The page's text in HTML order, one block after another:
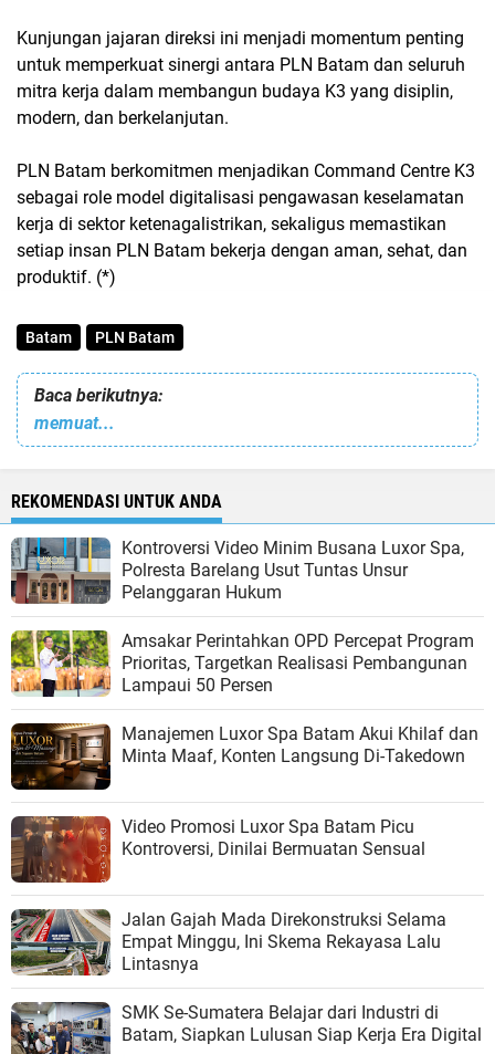
Kunjungan jajaran direksi ini menjadi momentum penting
untuk memperkuat sinergi antara PLN Batam dan seluruh
mitra kerja dalam membangun budaya K3 yang disiplin,
modern, dan berkelanjutan.
PLN Batam berkomitmen menjadikan Command Centre K3
sebagai role model digitalisasi pengawasan keselamatan
kerja di sektor ketenagalistrikan, sekaligus memastikan
setiap insan PLN Batam bekerja dengan aman, sehat, dan
produktif. (*)
Batam PLN Batam
Baca berikutnya:
memuat...
REKOMENDASI UNTUK ANDA
Kontroversi Video Minim Busana Luxor Spa,
Polresta Barelang Usut Tuntas Unsur
Pelanggaran Hukum
Amsakar Perintahkan OPD Percepat Program
Prioritas, Targetkan Realisasi Pembangunan
Lampaui 50 Persen
Manajemen Luxor Spa Batam Akui Khilaf dan
Minta Maaf, Konten Langsung Di-Takedown
Video Promosi Luxor Spa Batam Picu
Kontroversi, Dinilai Bermuatan Sensual
Jalan Gajah Mada Direkonstruksi Selama
Empat Minggu, Ini Skema Rekayasa Lalu
Lintasnya
SMK Se-Sumatera Belajar dari Industri di
Batam, Siapkan Lulusan Siap Kerja Era Digital